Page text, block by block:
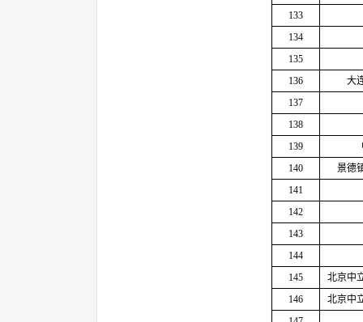
133
134
135
136
大
137
138
139
140
景德
141
142
143
144
145
北京中
146
北京中